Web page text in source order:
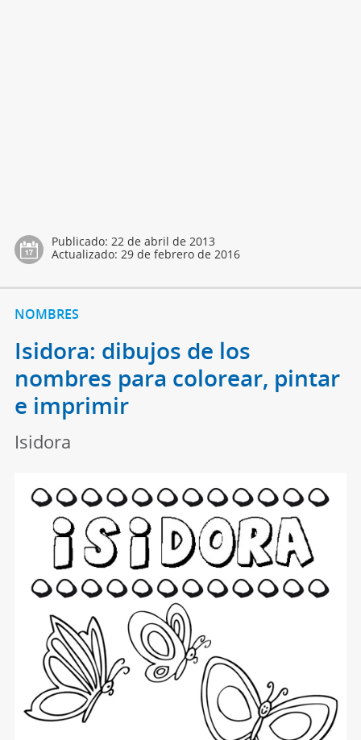
Publicado: 22 de abril de 2013
Actualizado: 29 de febrero de 2016
NOMBRES
Isidora: dibujos de los
nombres para colorear, pintar
e imprimir
Isidora